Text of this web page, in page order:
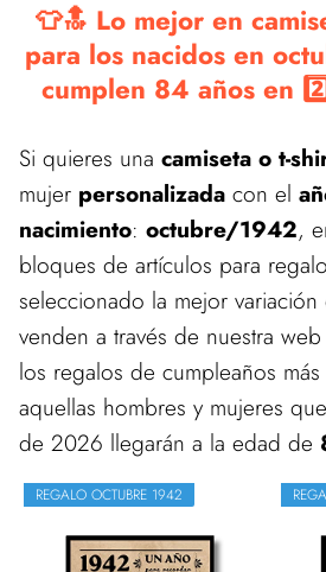
👕🔝 Lo mejor en
para los nacidos en
cumplen 84 años en
Si quieres una camiseta o t-
mujer personalizada con el
nacimiento: octubre/1942,
bloques de artículos para
seleccionado la mejor
venden a través de nuestra
los regalos de cumpleaños
aquellas hombres y mujeres
de 2026 llegarán a la edad de
REGALO OCTUBRE 1942